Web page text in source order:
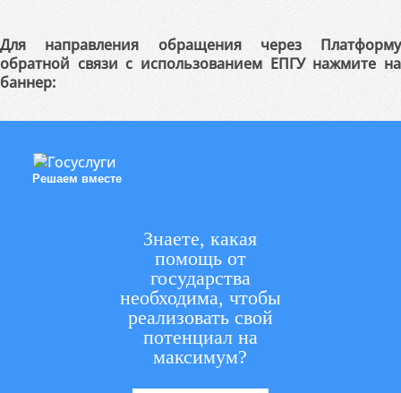
Для направления обращения через Платформу
обратной связи с использованием ЕПГУ нажмите на
баннер:
Решаем вместе
Знаете, какая
помощь от
государства
необходима, чтобы
реализовать свой
потенциал на
максимум?